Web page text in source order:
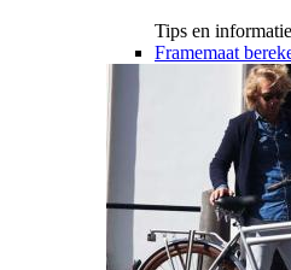
Tips en informatie
Framemaat